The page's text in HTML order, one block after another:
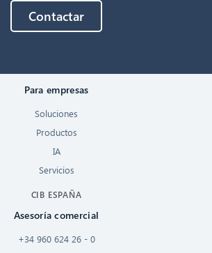
Contactar
Para empresas
Soluciones
Productos
IA
Servicios
CIB ESPAÑA
Asesoría comercial
+34 960 624 26 - 0